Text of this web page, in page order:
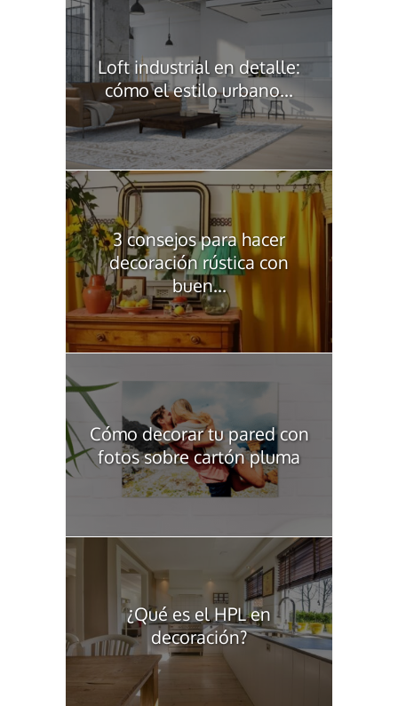
Loft industrial en detalle:
cómo el estilo urbano...
3 consejos para hacer
decoración rústica con
buen...
Cómo decorar tu pared con
fotos sobre cartón pluma
¿Qué es el HPL en
decoración?